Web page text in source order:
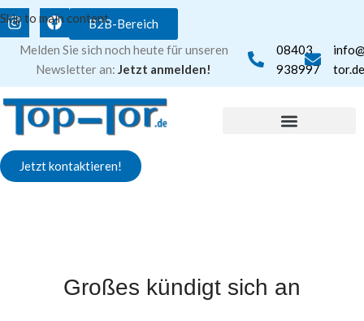
Skip to main contentB2B-Bereich
Melden Sie sich noch heute für unseren
Newsletter an: Jetzt anmelden!
08403
938997
tor.de
Jetzt kontaktieren!
Großes kündigt sich an